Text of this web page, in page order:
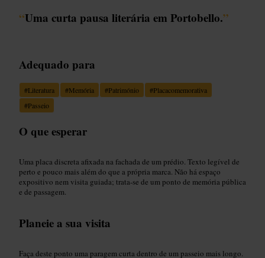
“Uma curta pausa literária em Portobello.”
Adequado para
#Literatura #Memória #Património #Placacomemorativa
#Passeio
O que esperar
Uma placa discreta afixada na fachada de um prédio. Texto legível de
perto e pouco mais além do que a própria marca. Não há espaço
expositivo nem visita guiada; trata-se de um ponto de memória pública
e de passagem.
Planeie a sua visita
Faça deste ponto uma paragem curta dentro de um passeio mais longo.